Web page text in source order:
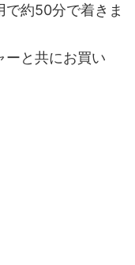
で約50分で着きま
ーと共にお買い